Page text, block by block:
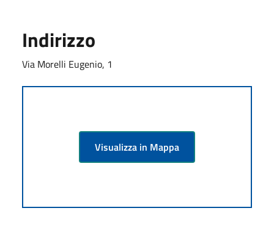
Indirizzo
Via Morelli Eugenio, 1
Visualizza in Mappa